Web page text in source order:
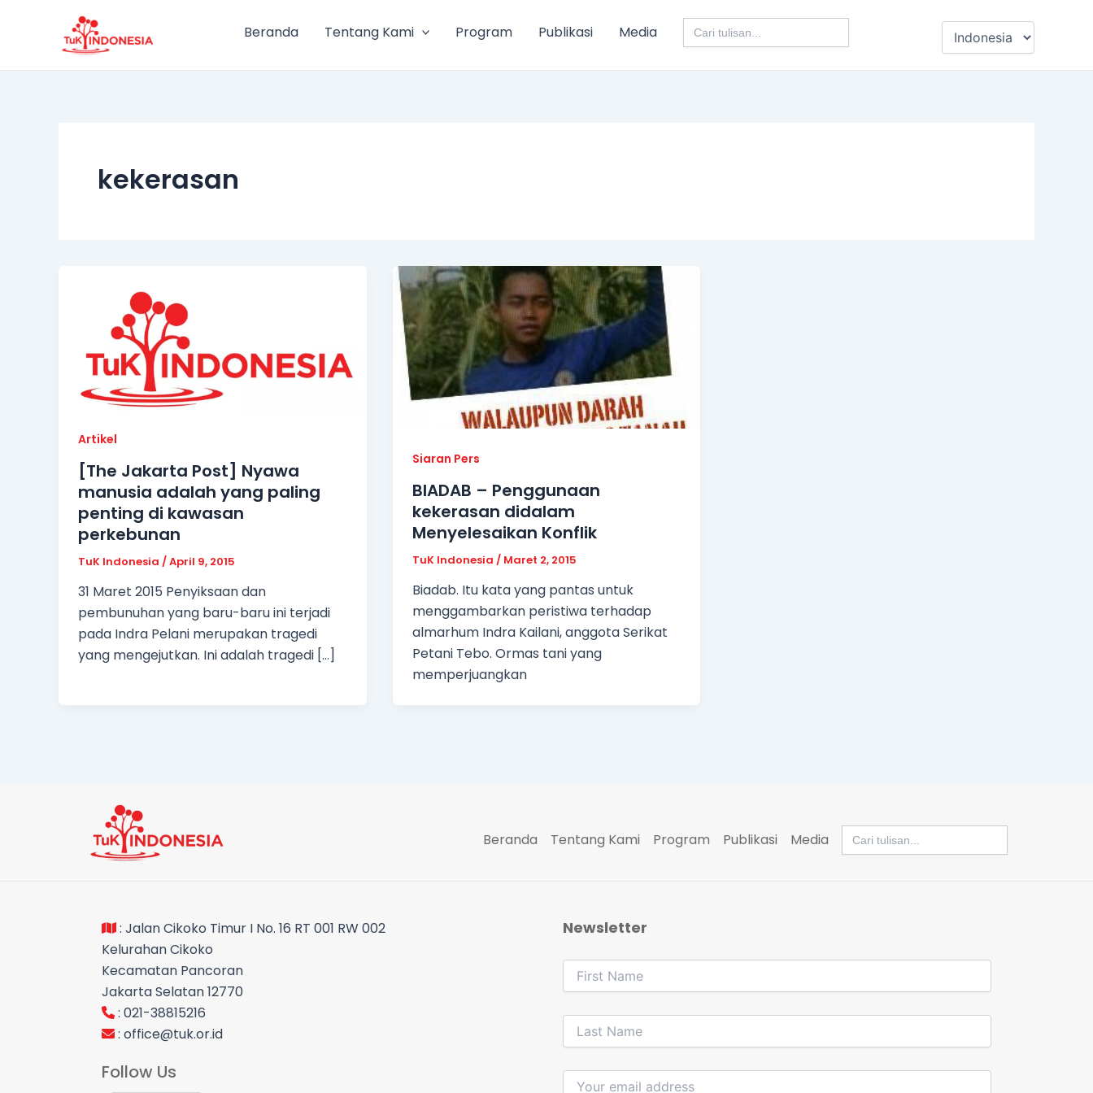
Beranda Tentang Kami Program Publikasi Media Search
for:
kekerasan
Artikel
[The Jakarta Post] Nyawa
manusia adalah yang paling
penting di kawasan
perkebunan
TuK Indonesia /April 9, 2015
31 Maret 2015 Penyiksaan dan
pembunuhan yang baru-baru ini terjadi
pada Indra Pelani merupakan tragedi
yang mengejutkan. Ini adalah tragedi […]
Siaran Pers
BIADAB – Penggunaan
kekerasan didalam
Menyelesaikan Konflik
TuK Indonesia / Maret 2, 2015
Biadab. Itu kata yang pantas untuk
menggambarkan peristiwa terhadap
almarhum Indra Kailani, anggota Serikat
Petani Tebo. Ormas tani yang
memperjuangkan
Beranda Tentang Kami Program Publikasi Media Search
for:
: Jalan Cikoko Timur I No. 16 RT 001 RW 002
Kelurahan Cikoko
Kecamatan Pancoran
Jakarta Selatan 12770
: 021-38815216
: office@tuk.or.id
Follow Us
Newsletter